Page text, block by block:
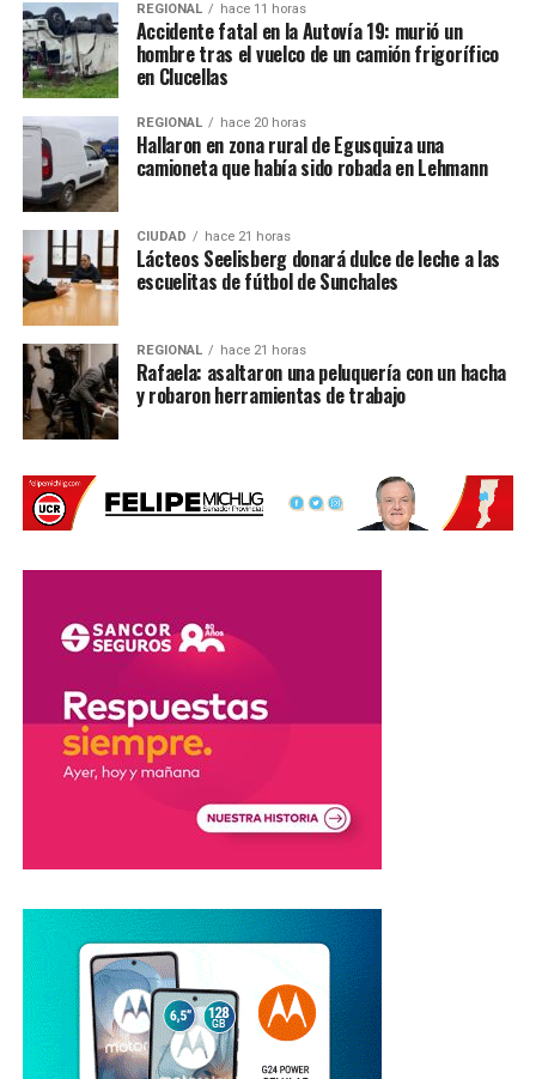
REGIONAL hace 11 horas
Accidente fatal en la Autovía 19: murió un
hombre tras el vuelco de un camión frigorífico
en Clucellas
REGIONAL hace 20 horas
Hallaron en zona rural de Egusquiza una
camioneta que había sido robada en Lehmann
CIUDAD hace 21 horas
Lácteos Seelisberg donará dulce de leche a las
escuelitas de fútbol de Sunchales
REGIONAL hace 21 horas
Rafaela: asaltaron una peluquería con un hacha
y robaron herramientas de trabajo